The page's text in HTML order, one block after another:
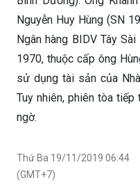
Bình Dương mở lại
Hồng Khanh (SN
Bình Dương). Ông
Nguyễn Huy Hùng (SN
Ngân hàng BIDV Tây
1970, thuộc cấp ông
sử dụng tài sản của
ngờ.